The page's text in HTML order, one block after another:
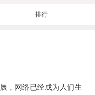
排行
网络已经成为人们生